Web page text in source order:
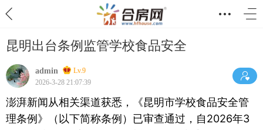
昆明出台条例监管学校食品安全
admin
Lv.9
2026-3-28 21:07:39
澎湃新闻从相关渠道获悉，《昆明市学校食品安全管
理条例》（以下简称条例）已审查通过，自2026年3